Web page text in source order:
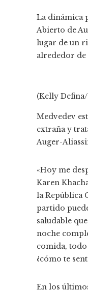
La dinámica
Abierto de
lugar de un
alrededor de
(Kelly
Medvedev
extraña y
Auger-
«Hoy me
Karen
la República
partido
saludable
noche
comida, todo
¿cómo te
En los